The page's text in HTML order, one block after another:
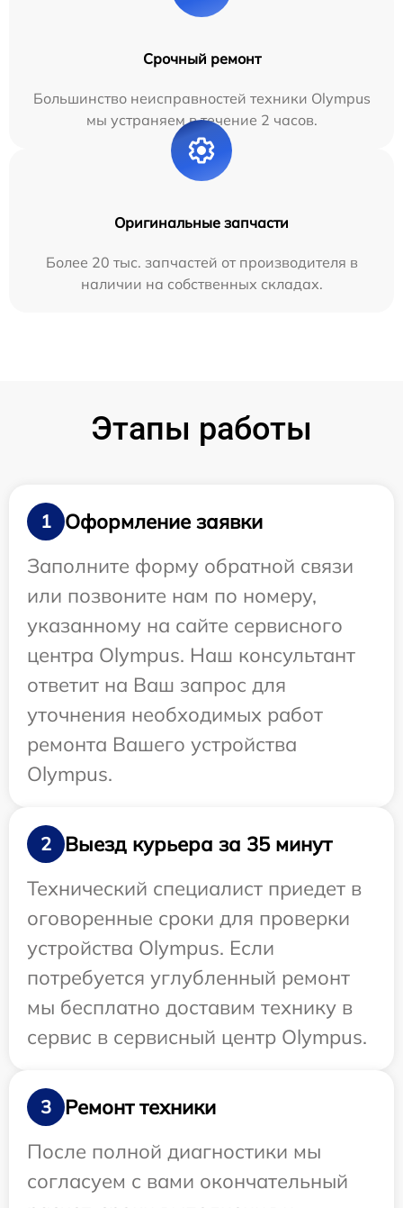
Срочный ремонт
Большинство неисправностей техники Olympus
мы устраняем в течение 2 часов.
Оригинальные запчасти
Более 20 тыс. запчастей от производителя в
наличии на собственных складах.
Этапы работы
1
Оформление заявки
Заполните форму обратной связи
или позвоните нам по номеру,
указанному на сайте сервисного
центра Olympus. Наш консультант
ответит на Ваш запрос для
уточнения необходимых работ
ремонта Вашего устройства
Olympus.
2
Выезд курьера за 35 минут
Технический специалист приедет в
оговоренные сроки для проверки
устройства Olympus. Если
потребуется углубленный ремонт
мы бесплатно доставим технику в
сервис в сервисный центр Olympus.
3
Ремонт техники
После полной диагностики мы
согласуем с вами окончательный